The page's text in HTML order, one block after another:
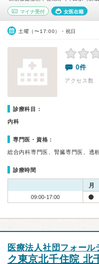
マイナ受付 女医在籍
土曜（〜17:00）・祝日
0件
アクセス数
診療科目：
内科
専門医・資格：
総合内科専門医、腎臓専門医、透
診療時間
月
09:00-17:00
医療法人社団フォー
ク東京北千住院 北